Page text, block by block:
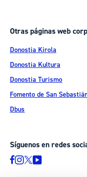
Otras páginas web
Donostia Kirola
Donostia Kultura
Donostia Turismo
Fomento de San
Dbus
Síguenos en redes